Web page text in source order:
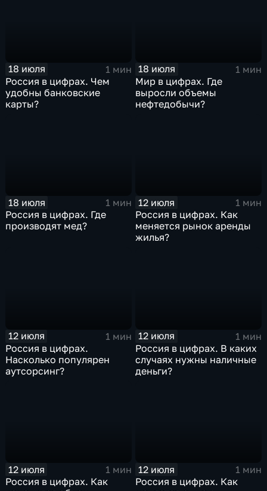
18 июля
1 мин
Россия в цифрах. Чем
удобны банковские
карты?
18 июля
1 мин
Мир в цифрах. Где
выросли объемы
нефтедобычи?
18 июля
1 мин
Россия в цифрах. Где
производят мед?
12 июля
1 мин
Россия в цифрах. Как
меняется рынок аренды
жилья?
12 июля
1 мин
Россия в цифрах.
Насколько популярен
аутсорсинг?
12 июля
1 мин
Россия в цифрах. В каких
случаях нужны наличные
деньги?
12 июля
1 мин
Россия в цифрах. Как
12 июля
1 мин
Россия в цифрах. Как